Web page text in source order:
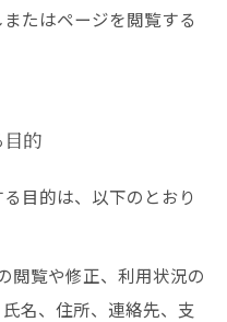
たはページを閲覧する
的
目的は、以下のとおり
閲覧や修正、利用状況の
名、住所、連絡先、支